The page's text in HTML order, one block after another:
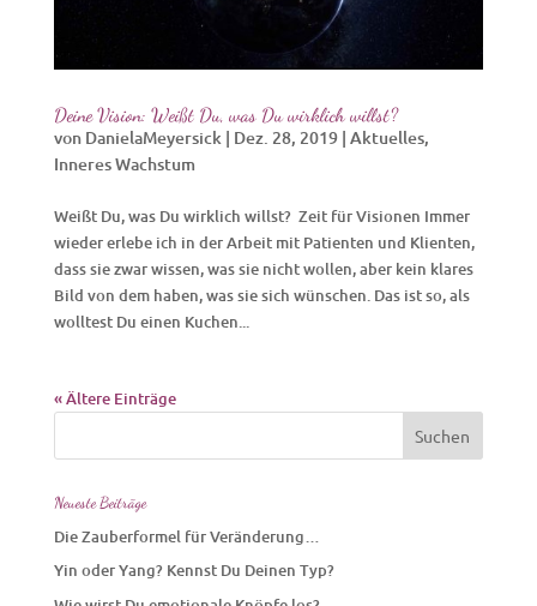
Deine Vision: Weißt Du, was Du wirklich willst?
von DanielaMeyersick | Dez. 28, 2019| Aktuelles,
Inneres Wachstum
Weißt Du, was Du wirklich willst? Zeit für Visionen Immer
wieder erlebe ich in der Arbeit mit Patienten und Klienten,
dass sie zwar wissen, was sie nicht wollen, aber kein klares
Bild von dem haben, was sie sich wünschen. Das ist so, als
wolltest Du einen Kuchen...
« Ältere Einträge
Neueste Beiträge
Die Zauberformel für Veränderung…
Yin oder Yang? Kennst Du Deinen Typ?